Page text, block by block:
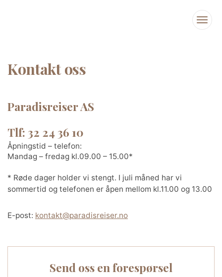
Kontakt oss
Paradisreiser AS
Tlf: 32 24 36 10
Åpningstid – telefon:
Mandag – fredag kl.09.00 – 15.00*
* Røde dager holder vi stengt. I juli måned har vi
sommertid og telefonen er åpen mellom kl.11.00 og 13.00
E-post: kontakt@paradisreiser.no
Send oss en forespørsel